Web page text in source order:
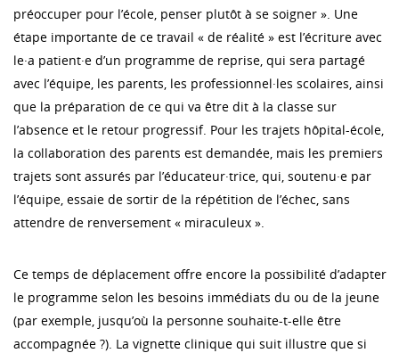
préoccuper pour l’école, penser plutôt à se soigner ». Une
étape importante de ce travail « de réalité » est l’écriture avec
le·a patient·e d’un programme de reprise, qui sera partagé
avec l’équipe, les parents, les professionnel·les scolaires, ainsi
que la préparation de ce qui va être dit à la classe sur
l’absence et le retour progressif. Pour les trajets hôpital-école,
la collaboration des parents est demandée, mais les premiers
trajets sont assurés par l’éducateur·trice, qui, soutenu·e par
l’équipe, essaie de sortir de la répétition de l’échec, sans
attendre de renversement « miraculeux ».
Ce temps de déplacement offre encore la possibilité d’adapter
le programme selon les besoins immédiats du ou de la jeune
(par exemple, jusqu’où la personne souhaite-t-elle être
accompagnée ?). La vignette clinique qui suit illustre que si